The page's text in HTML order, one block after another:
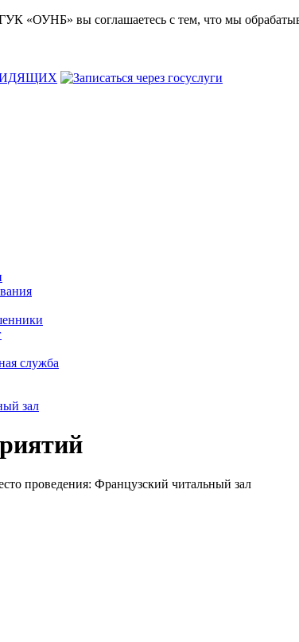
«ОУНБ» вы соглашаетесь с тем, что мы
служба
зал
проведения: Французский читальный зал